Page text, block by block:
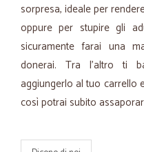
sorpresa, ideale per
oppure per stupire gli
sicuramente farai una
donerai. Tra l’altro ti
aggiungerlo al tuo carrello
così potrai subito